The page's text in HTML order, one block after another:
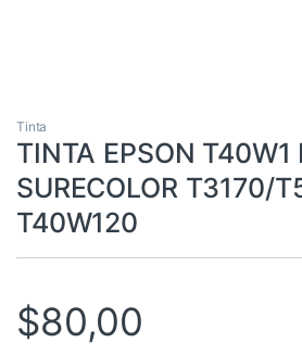
Tinta
TINTA EPSON T40W1
SURECOLOR T3170/
T40W120
$80,00